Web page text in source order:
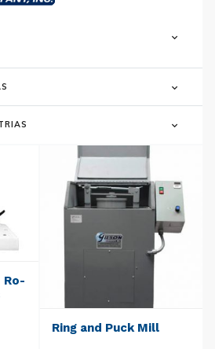
Ring and Puck Mill